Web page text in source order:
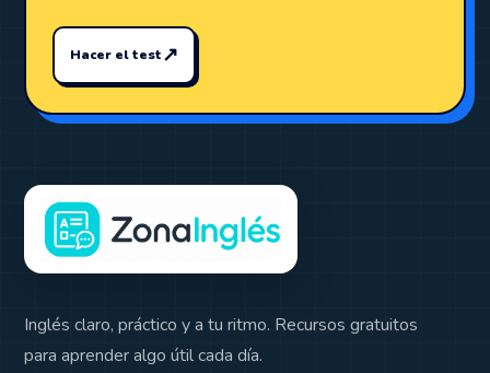
Hacer el test↗
Inglés claro, práctico y a tu ritmo. Recursos gratuitos
para aprender algo útil cada día.